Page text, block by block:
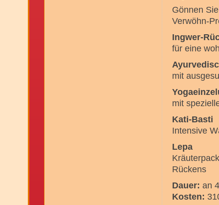
Gönnen
Verwöhn-
Ingwer-
für eine
mit
mit
Kati-Basti
Intensive
Lepa
Rückens
Dauer: an
Kosten: